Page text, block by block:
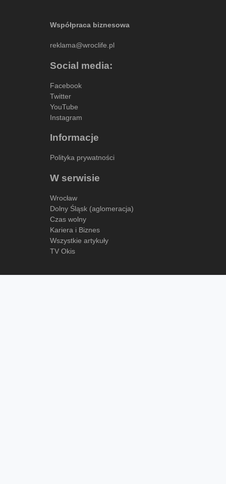
Współpraca biznesowa
reklama@wroclife.pl
Social media:
Facebook
Twitter
YouTube
Instagram
Informacje
Polityka prywatności
W serwisie
Wrocław
Dolny Śląsk (aglomeracja)
Czas wolny
Kariera i Biznes
Wszystkie artykuły
TV Okis